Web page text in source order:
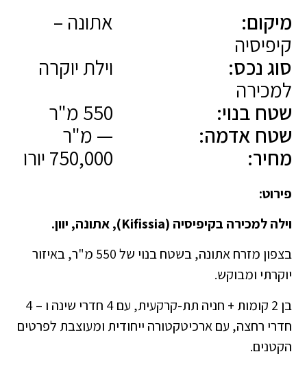
מיקום:
אתונה –
קיפיסיה
סוג נכס:
וילת יוקרה
למכירה
שטח בנוי:
שטח אדמה:
— מ"ר
מחיר:
פירוט:
וילה למכירה בקיפיסיה (Kifissia), אתונה, יוון.
בצפון מזרח אתונה, בשטח בנוי של 550 מ"ר, באיזור
יוקרתי ומבוקש.
בן 2 קומות + חניה תת-קרקעית, עם 4 חדרי שינה ו – 4
חדרי רחצה, עם ארכיטקטורה ייחודית ומעוצבת לפרטים
הקטנים.